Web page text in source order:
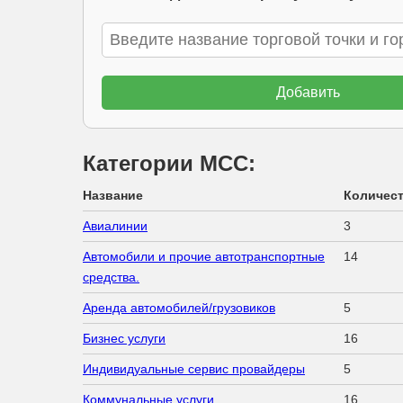
Категории МСС:
Название
Авиалинии 3
Автомобили и прочие автотранспортные
средства.
14
Аренда автомобилей/грузовиков 5
Бизнес услуги 16
Индивидуальные сервис провайдеры 5
Коммунальные услуги 16